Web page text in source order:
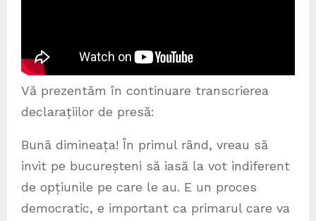
Vă prezentăm în continuare transcrierea
declarațiilor de presă:
Bună dimineața! În primul rând, vreau să
invit pe bucureșteni să iasă la vot indiferent
de opțiunile pe care le au. E un proces
democratic, e important ca primarul care va